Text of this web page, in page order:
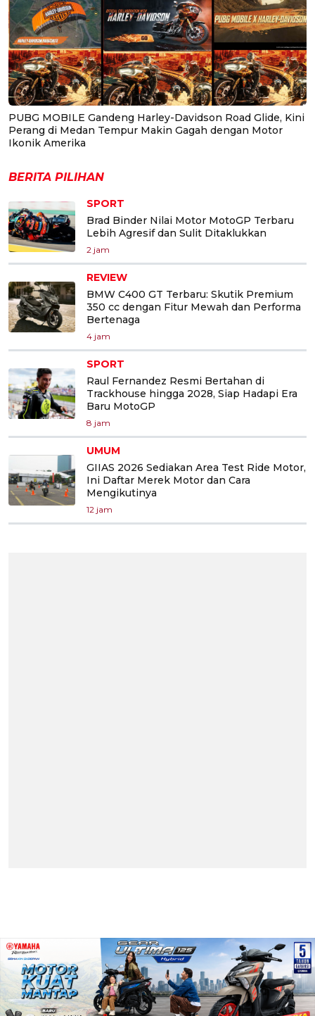
PUBG MOBILE Gandeng Harley-Davidson Road Glide, Kini
Perang di Medan Tempur Makin Gagah dengan Motor
Ikonik Amerika
BERITA PILIHAN
SPORT
Brad Binder Nilai Motor MotoGP Terbaru
Lebih Agresif dan Sulit Ditaklukkan
2 jam
REVIEW
BMW C400 GT Terbaru: Skutik Premium
350 cc dengan Fitur Mewah dan Performa
Bertenaga
4 jam
SPORT
Raul Fernandez Resmi Bertahan di
Trackhouse hingga 2028, Siap Hadapi Era
Baru MotoGP
8 jam
UMUM
GIIAS 2026 Sediakan Area Test Ride Motor,
Ini Daftar Merek Motor dan Cara
Mengikutinya
12 jam